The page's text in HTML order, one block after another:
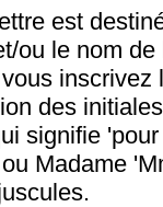
est
ou le nom
des
signifie
Madame